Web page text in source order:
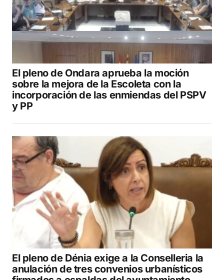
El pleno de Ondara aprueba la moción
sobre la mejora de la Escoleta con la
incorporación de las enmiendas del PSPV
y PP
El pleno de Dénia exige a la Conselleria la
anulación de tres convenios urbanísticos